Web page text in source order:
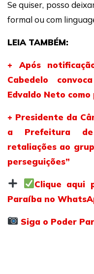
Se quiser, posso
formal ou com
LEIA TAMBÉM:
+ Após
Cabedelo
Edvaldo Neto
+ Presidente da
a Prefeitura
retaliações ao
perseguições”
Clique aqui
Paraíba no
Siga o Poder